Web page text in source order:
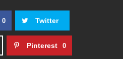
0 Twitter
Pinterest 0